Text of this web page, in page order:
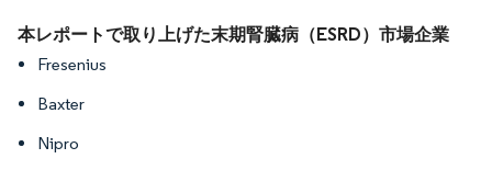
画像 © Mordor Intelligence。再利用にはCC BY 4.0の表示が必要です。
本レポートで取り上げた末期腎臓病（ESRD）市場企業
Fresenius
Baxter
Nipro